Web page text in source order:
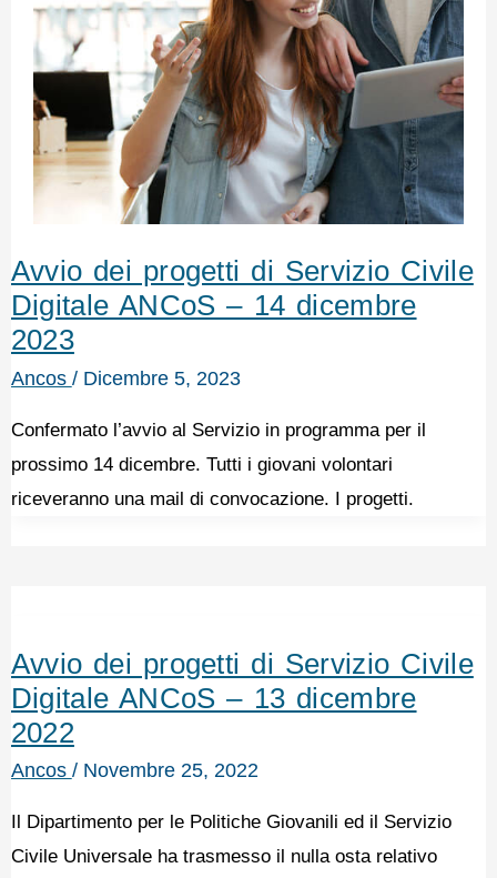
Avvio dei progetti di Servizio Civile
Digitale ANCoS – 14 dicembre
2023
Ancos / Dicembre 5, 2023
Confermato l’avvio al Servizio in programma per il
prossimo 14 dicembre. Tutti i giovani volontari
riceveranno una mail di convocazione. I progetti.
Avvio dei progetti di Servizio Civile
Digitale ANCoS – 13 dicembre
2022
Ancos / Novembre 25, 2022
Il Dipartimento per le Politiche Giovanili ed il Servizio
Civile Universale ha trasmesso il nulla osta relativo